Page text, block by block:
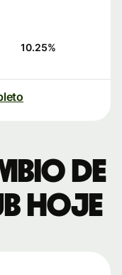
10.25%
de
hoje